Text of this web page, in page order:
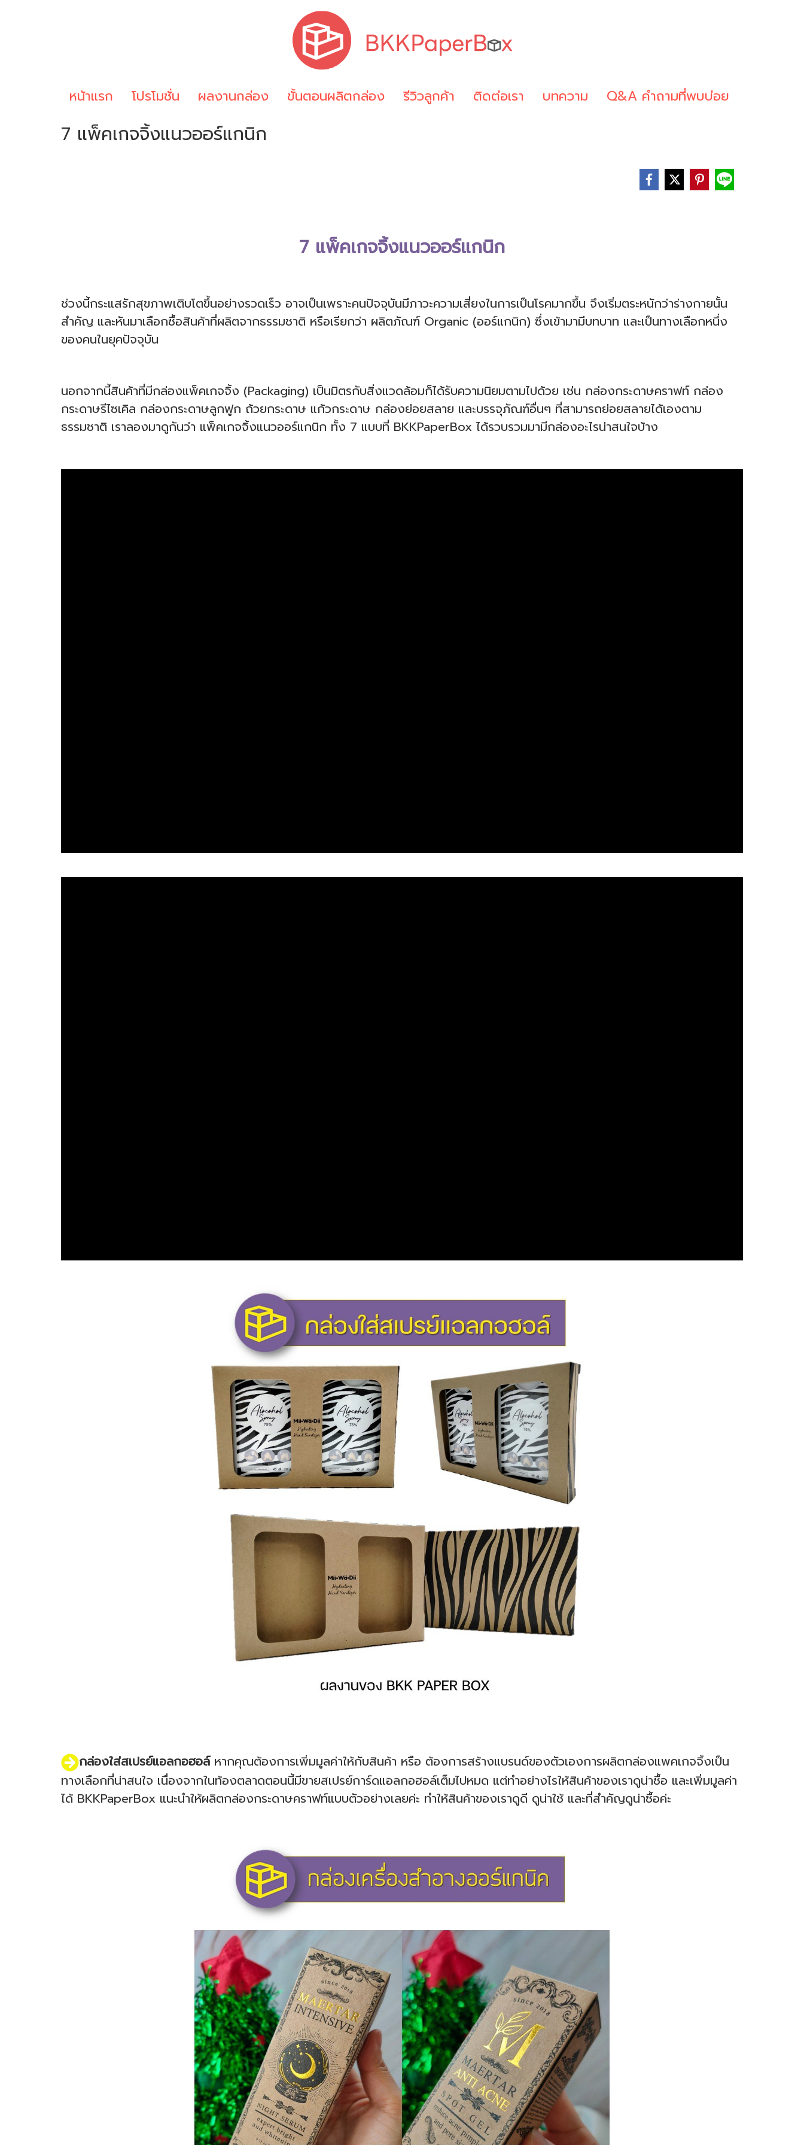
หน้าแรก โปรโมชั่น ผลงานกล่อง ขั้นตอนผลิตกล่อง รีวิวลูกค้า ติดต่อเรา บทความ Q&A คำถามที่พบบ่อย
7 แพ็คเกจจิ้งแนวออร์แกนิก
7 แพ็คเกจจิ้งแนวออร์แกนิก
ช่วงนี้กระแสรักสุขภาพเติบโตขึ้นอย่างรวดเร็ว อาจเป็นเพราะคนปัจจุบันมีภาวะความเสี่ยงในการเป็นโรคมากขึ้น จึงเริ่มตระหนักว่าร่างกายนั้น
สำคัญ และหันมาเลือกซื้อสินค้าที่ผลิตจากธรรมชาติ หรือเรียกว่า ผลิตภัณฑ์ Organic (ออร์แกนิก) ซึ่งเข้ามามีบทบาท และเป็นทางเลือกหนึ่ง
ของคนในยุคปัจจุบัน
นอกจากนี้สินค้าที่มีกล่องแพ็คเกจจิ้ง (Packaging) เป็นมิตรกับสิ่งแวดล้อมก็ได้รับความนิยมตามไปด้วย เช่น กล่องกระดาษคราฟท์ กล่อง
กระดาษรีไซเคิล กล่องกระดาษลูกฟูก ถ้วยกระดาษ แก้วกระดาษ กล่องย่อยสลาย และบรรจุภัณฑ์อื่นๆ ที่สามารถย่อยสลายได้เองตาม
ธรรมชาติ เราลองมาดูกันว่า แพ็คเกจจิ้งแนวออร์แกนิก ทั้ง 7 แบบที่ BKKPaperBox ได้รวบรวมมามีกล่องอะไรน่าสนใจบ้าง
กล่องใส่สเปรย์แอลกอฮอล์หากคุณต้องการเพิ่มมูลค่าให้กับสินค้า หรือ ต้องการสร้างแบรนด์ของตัวเองการผลิตกล่องแพคเกจจิ้งเป็น
ทางเลือกที่น่าสนใจ เนื่องจากในท้องตลาดตอนนี้มีขายสเปรย์การ์ดแอลกอฮอล์เต็มไปหมด แต่ทำอย่างไรให้สินค้าของเราดูน่าซื้อ และเพิ่มมูลค่า
ได้ BKKPaperBox แนะนำให้ผลิตกล่องกระดาษคราฟท์แบบตัวอย่างเลยค่ะ ทำให้สินค้าของเราดูดี ดูน่าใช้ และที่สำคัญดูน่าซื้อค่ะ